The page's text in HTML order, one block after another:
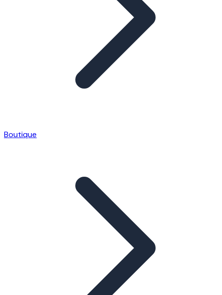
Boutique